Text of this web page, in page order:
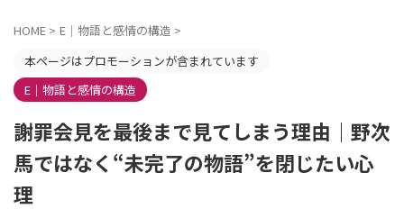
HOME > E｜物語と感情の構造 >
本ページはプロモーションが含まれています
E｜物語と感情の構造
謝罪会見を最後まで見てしまう理由｜野次
馬ではなく“未完了の物語”を閉じたい心
理